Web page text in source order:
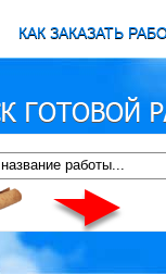
КАК ЗАКАЗАТЬ